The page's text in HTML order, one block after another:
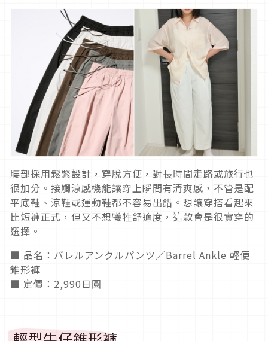
腰部採用鬆緊設計，穿脫方便，對長時間走路或旅行也
很加分。接觸涼感機能讓穿上瞬間有清爽感，不管是配
平底鞋、涼鞋或運動鞋都不容易出錯。想讓穿搭看起來
比短褲正式，但又不想犧牲舒適度，這款會是很實穿的
選擇。
■ 品名：バレルアンクルパンツ／Barrel Ankle 輕便
錐形褲
■ 定價：2,990日圓